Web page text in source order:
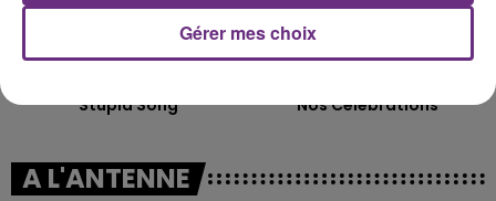
Stupid Song Nos Celebrations
A L'ANTENNE
Gérer mes choix